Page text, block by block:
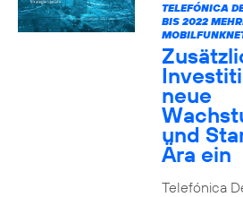
TELEFÓNICA
BIS 2022
neue
und
Ära ein
Telefónica